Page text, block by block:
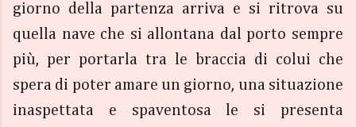
giorno della partenza arriva e si ritrova su
quella nave che si allontana dal porto sempre
più, per portarla tra le braccia di colui che
spera di poter amare un giorno, una situazione
inaspettata e spaventosa le si presenta